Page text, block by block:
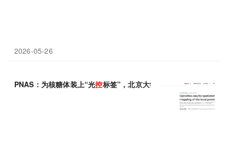
2026-05-26
PNAS：为核糖体装上“光控标签”，北京大学邹鹏等团队开发新技